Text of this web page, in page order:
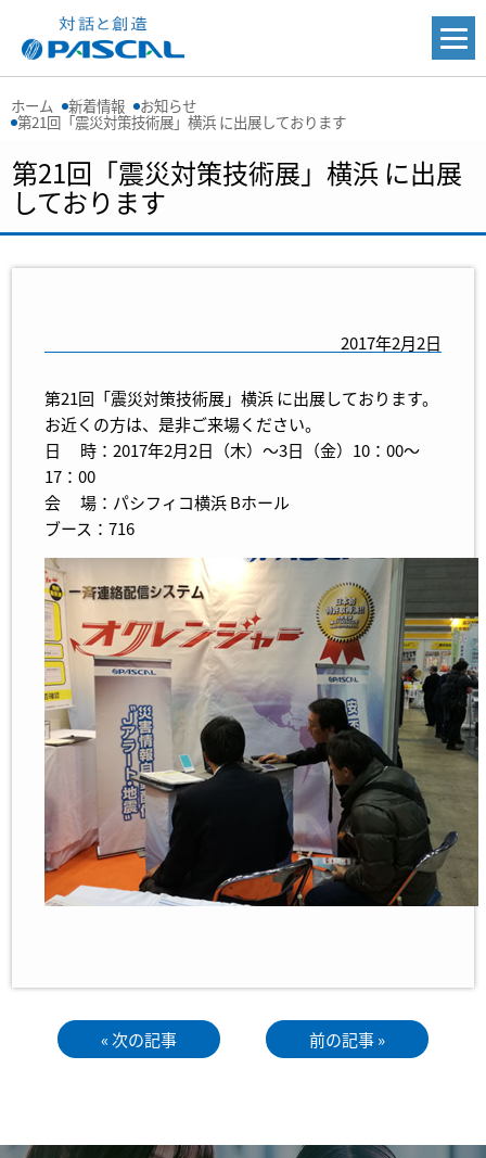
ホーム 新着情報 お知らせ
第21回「震災対策技術展」横浜 に出展しております
第21回「震災対策技術展」横浜 に出展
しております
2017年2月2日
第21回「震災対策技術展」横浜 に出展しております。
お近くの方は、是非ご来場ください。
日 時：2017年2月2日（木）～3日（金）10：00～
17：00
会 場：パシフィコ横浜 Bホール
ブース：716
« 次の記事 前の記事 »